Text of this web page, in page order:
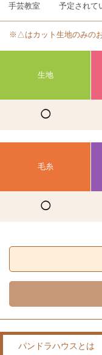
手芸教室 予定されて
※△はカット生地のみのお
生地
◯
毛糸
◯
パンドラハウスとは